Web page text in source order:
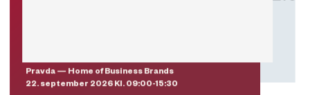
Pravda — Home of Business Brands
22. september 2026 Kl. 09:00-15:30